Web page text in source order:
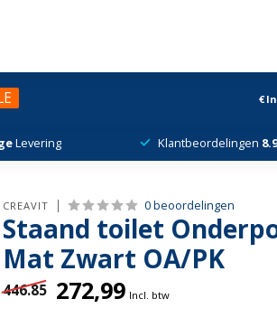
€
Levering Klantbeordelingen
CREAVIT 0 beoordelingen
Staand toilet
Mat Zwart OA/PK
446.85 272,99 Incl. btw